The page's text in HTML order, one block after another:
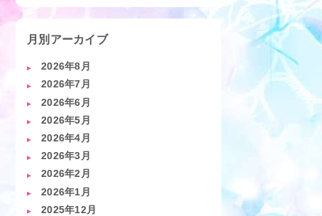
月別アーカイブ
2026年8月
2026年7月
2026年6月
2026年5月
2026年4月
2026年3月
2026年2月
2026年1月
2025年12月